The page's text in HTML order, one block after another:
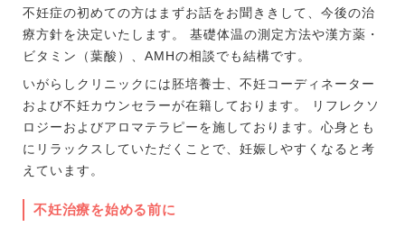
不妊症の初めての方はまずお話をお聞ききして、今後の治
療方針を決定いたします。 基礎体温の測定方法や漢方薬・
ビタミン（葉酸）、AMHの相談でも結構です。
いがらしクリニックには胚培養士、不妊コーディネーター
および不妊カウンセラーが在籍しております。 リフレクソ
ロジーおよびアロマテラピーを施しております。心身とも
にリラックスしていただくことで、妊娠しやすくなると考
えています。
不妊治療を始める前に